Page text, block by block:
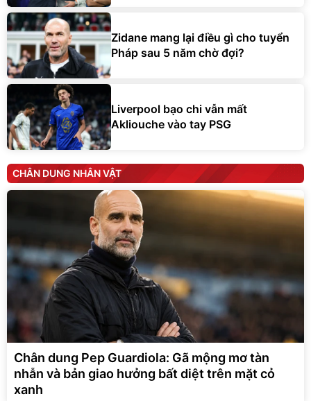
Zidane mang lại điều gì cho tuyển
Pháp sau 5 năm chờ đợi?
Liverpool bạo chi vẫn mất
Akliouche vào tay PSG
CHÂN DUNG NHÂN VẬT
Chân dung Pep Guardiola: Gã mộng mơ tàn
nhẫn và bản giao hưởng bất diệt trên mặt cỏ
xanh